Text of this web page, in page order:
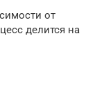
от
делится на